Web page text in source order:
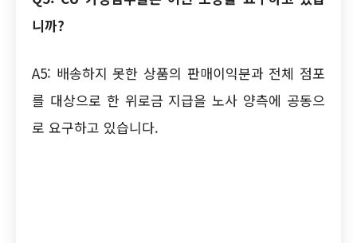
니까?
A5: 배송하지 못한 상품의 판매이익분과 전체 점포
를 대상으로 한 위로금 지급을 노사 양측에 공동으
로 요구하고 있습니다.